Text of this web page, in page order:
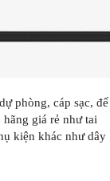
phòng, cáp sạc, đế
giá rẻ như tai
kiện khác như dây